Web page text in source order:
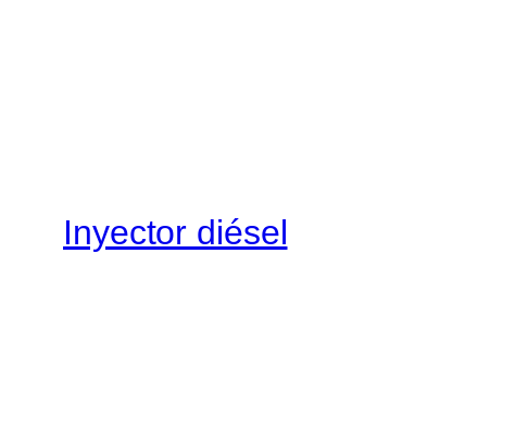
Inyector diésel